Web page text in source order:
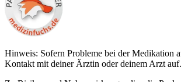
Hinweis: Sofern Probleme bei der Medikation
Kontakt mit deiner Ärztin oder deinem Arzt auf.